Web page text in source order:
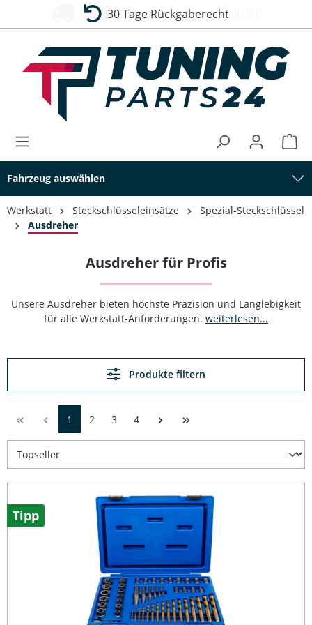
30 Tage Rückgaberecht
Fahrzeug auswählen
Werkstatt Steckschlüsseleinsätze
Spezial-Steckschlüssel
Ausdreher
Ausdreher für Profis
Unsere Ausdreher bieten höchste Präzision und Langlebigkeit
für alle Werkstatt-Anforderungen. weiterlesen...
Produkte filtern
1 2 3 4
Tipp